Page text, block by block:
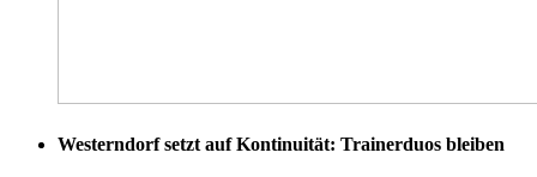
Westerndorf setzt auf Kontinuität: Trainerduos bleiben